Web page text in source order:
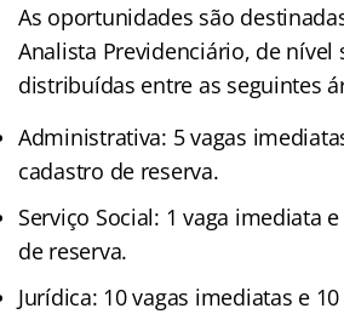
As oportunidades são
Analista Previdenciário, de nível
distribuídas entre as seguintes
Administrativa: 5 vagas
cadastro de reserva.
Serviço Social: 1 vaga imediata
de reserva.
Jurídica: 10 vagas imediatas e